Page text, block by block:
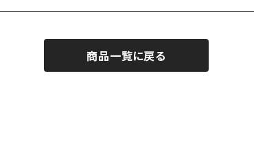
商品一覧に戻る